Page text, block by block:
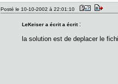
Posté le 10-10-2002 à 22:01:10
LeKeiser a écrit a écrit :
la solution est de deplacer le